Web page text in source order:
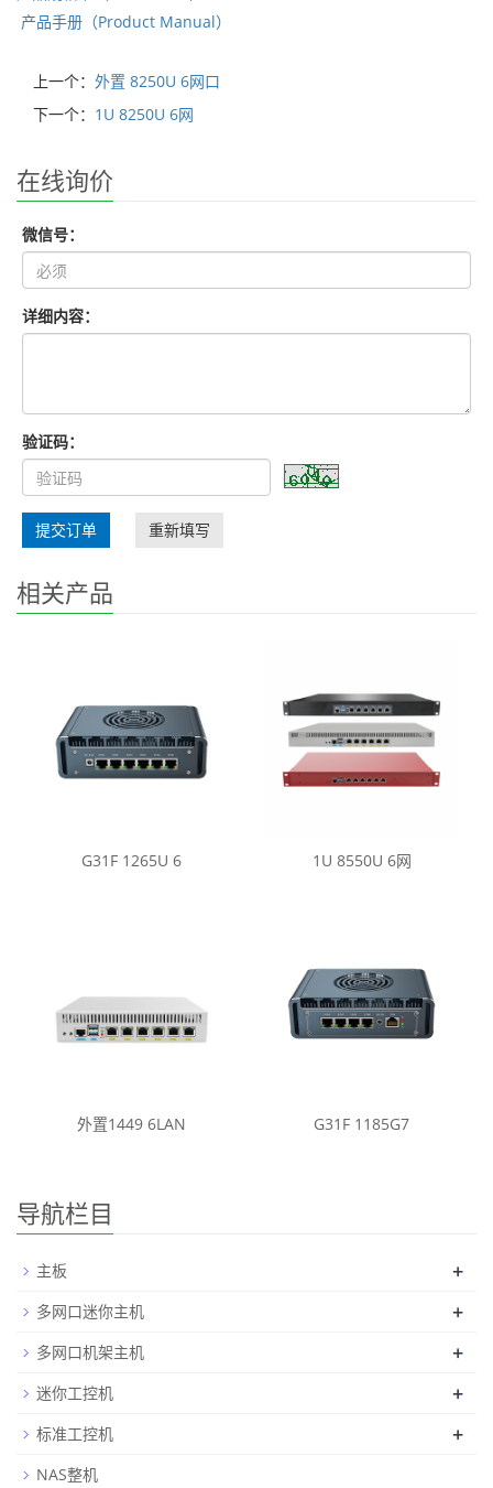
产品手册（Product Manual）
上一个： 外置 8250U 6网口
下一个： 1U 8250U 6网
在线询价
微信号：
详细内容：
验证码：
提交订单 重新填写
相关产品
G31F 1265U 6 1U 8550U 6网
外置1449 6LAN G31F 1185G7
导航栏目
主板 +
多网口迷你主机 +
多网口机架主机 +
迷你工控机 +
标准工控机 +
NAS整机